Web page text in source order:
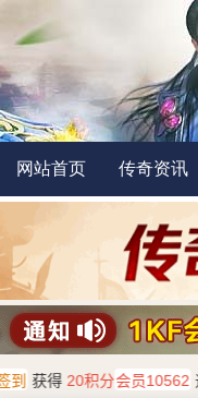
网站首页 传奇资讯